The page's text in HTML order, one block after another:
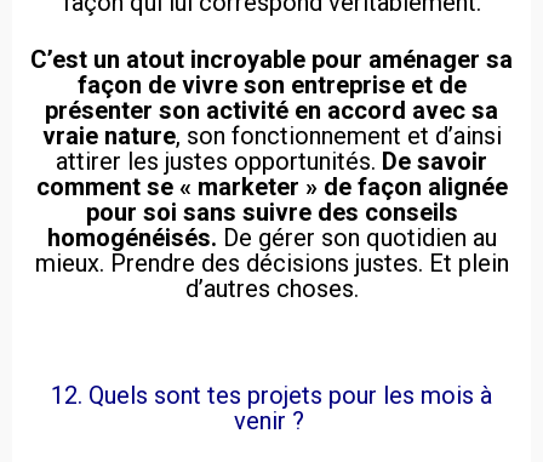
C’est un atout incroyable pour aménager sa
façon de vivre son entreprise et de
présenter son activité en accord avec sa
vraie nature, son fonctionnement et d’ainsi
attirer les justes opportunités. De savoir
comment se « marketer » de façon alignée
pour soi sans suivre des conseils
homogénéisés. De gérer son quotidien au
mieux. Prendre des décisions justes. Et plein
d’autres choses.
12. Quels sont tes projets pour les mois à
venir ?